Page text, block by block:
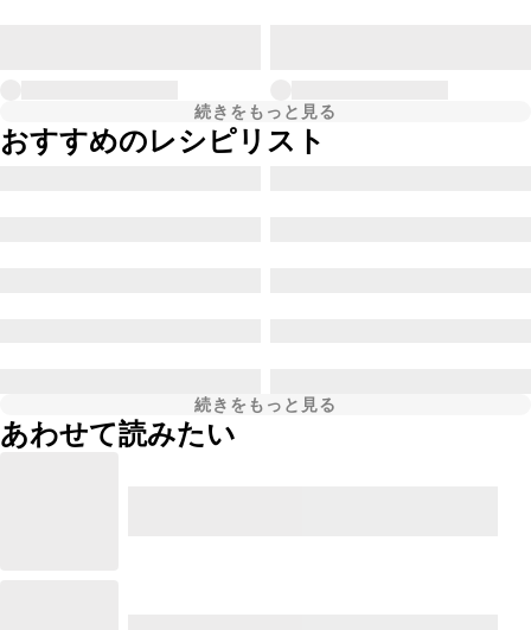
続きをもっと見る
おすすめのレシピリスト
続きをもっと見る
あわせて読みたい